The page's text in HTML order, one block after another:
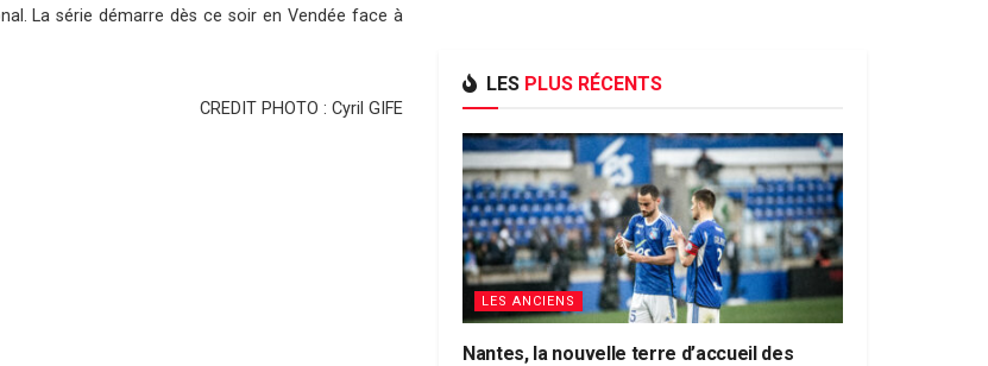
La série démarre dès ce soir en Vendée face à
CREDIT PHOTO : Cyril GIFE
LES PLUS RÉCENTS
LES ANCIENS
Nantes, la nouvelle terre d’accueil des